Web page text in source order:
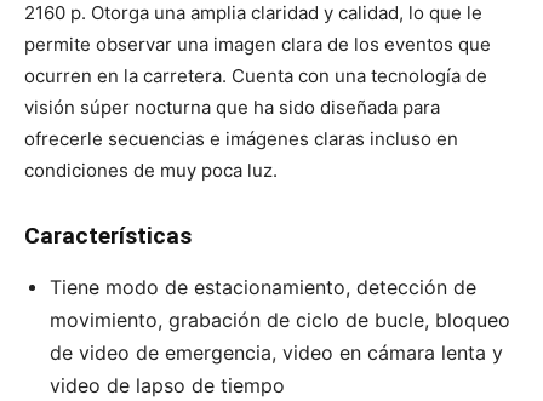
2160 p. Otorga una amplia claridad y calidad, lo que le
permite observar una imagen clara de los eventos que
ocurren en la carretera. Cuenta con una tecnología de
visión súper nocturna que ha sido diseñada para
ofrecerle secuencias e imágenes claras incluso en
condiciones de muy poca luz.
Características
Tiene modo de estacionamiento, detección de
movimiento, grabación de ciclo de bucle, bloqueo
de video de emergencia, video en cámara lenta y
video de lapso de tiempo